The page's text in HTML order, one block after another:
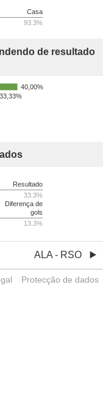
Casa
93.3%
de resultado
40,00%
33,33%
Resultado
33.3%
Diferença de
gols
13.3%
ALA - RSO
Protecção de dados